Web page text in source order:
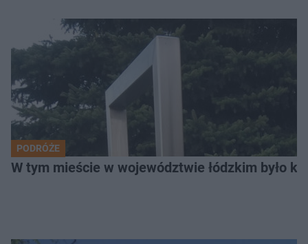
PODRÓŻE
W tym mieście w województwie łódzkim było